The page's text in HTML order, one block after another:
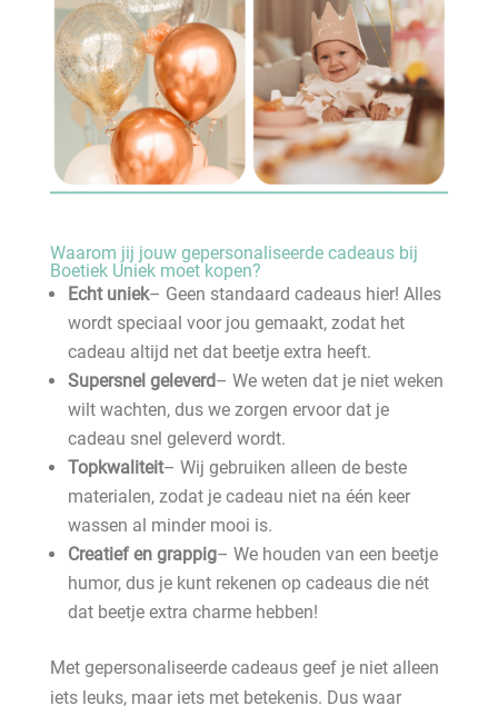
Waarom jij jouw gepersonaliseerde cadeaus bij
Boetiek Uniek moet kopen?
Echt uniek– Geen standaard cadeaus hier! Alles
wordt speciaal voor jou gemaakt, zodat het
cadeau altijd net dat beetje extra heeft.
Supersnel geleverd– We weten dat je niet weken
wilt wachten, dus we zorgen ervoor dat je
cadeau snel geleverd wordt.
Topkwaliteit– Wij gebruiken alleen de beste
materialen, zodat je cadeau niet na één keer
wassen al minder mooi is.
Creatief en grappig– We houden van een beetje
humor, dus je kunt rekenen op cadeaus die nét
dat beetje extra charme hebben!
Met gepersonaliseerde cadeaus geef je niet alleen
iets leuks, maar iets met betekenis. Dus waar